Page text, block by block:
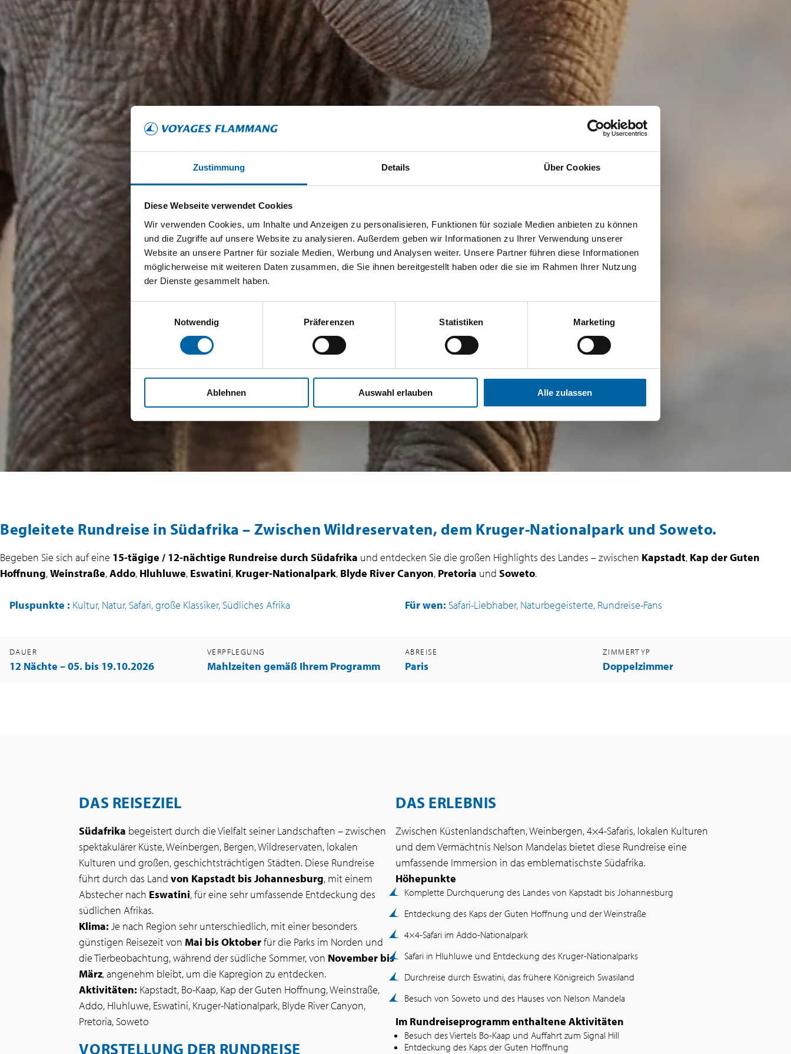
Zustimmung Details Über Cookies
Diese Webseite verwendet Cookies
Wir verwenden Cookies, um Inhalte und Anzeigen zu personalisieren, Funktionen für soziale Medien anbieten zu können
und die Zugriffe auf unsere Website zu analysieren. Außerdem geben wir Informationen zu Ihrer Verwendung unserer
Website an unsere Partner für soziale Medien, Werbung und Analysen weiter. Unsere Partner führen diese Informationen
möglicherweise mit weiteren Daten zusammen, die Sie ihnen bereitgestellt haben oder die sie im Rahmen Ihrer Nutzung
der Dienste gesammelt haben.
Notwendig
Präferenzen Statistiken Marketing
Ablehnen Auswahl erlauben Alle zulassen
Begleitete Rundreise in Südafrika – Zwischen Wildreservaten, dem Kruger-Nationalpark und Soweto.
Begeben Sie sich auf eine 15-tägige / 12-nächtige Rundreise durch Südafrika und entdecken Sie die großen Highlights des Landes – zwischen Kapstadt, Kap der Guten
Hoffnung,Weinstraße,Addo, Hluhluwe, Eswatini, Kruger-Nationalpark, Blyde River Canyon, Pretoria und Soweto.
Pluspunkte : Kultur, Natur, Safari, große Klassiker, Südliches Afrika Für wen: Safari-Liebhaber, Naturbegeisterte, Rundreise-Fans
DAUER
12 Nächte – 05. bis 19.10.2026
VERPFLEGUNG
Mahlzeiten gemäß Ihrem Programm
ABREISE
Paris
ZIMMERTYP
Doppelzimmer
DAS REISEZIEL
Südafrika begeistert durch die Vielfalt seiner Landschaften – zwischen
spektakulärer Küste, Weinbergen, Bergen, Wildreservaten, lokalen
Kulturen und großen, geschichtsträchtigen Städten. Diese Rundreise
führt durch das Landvon Kapstadt bis Johannesburg, mit einem
Abstecher nach Eswatini, für eine sehr umfassende Entdeckung des
südlichen Afrikas.
Klima: Je nach Region sehr unterschiedlich, mit einer besonders
günstigen Reisezeit von Mai bis Oktoberfür die Parks im Norden und
die Tierbeobachtung, während der südliche Sommer, von November bis
März, angenehm bleibt, um die Kapregion zu entdecken.
Aktivitäten: Kapstadt, Bo-Kaap, Kap der Guten Hoffnung, Weinstraße,
Addo, Hluhluwe, Eswatini, Kruger-Nationalpark, Blyde River Canyon,
Pretoria, Soweto
VORSTELLUNG DER RUNDREISE
DAS ERLEBNIS
Zwischen Küstenlandschaften, Weinbergen, 4×4-Safaris, lokalen Kulturen
und dem Vermächtnis Nelson Mandelas bietet diese Rundreise eine
umfassende Immersion in das emblematischste Südafrika.
Höhepunkte
Komplette Durchquerung des Landes von Kapstadt bis Johannesburg
Entdeckung des Kaps der Guten Hoffnung und der Weinstraße
4×4-Safari im Addo-Nationalpark
Safari in Hluhluwe und Entdeckung des Kruger-Nationalparks
Durchreise durch Eswatini, das frühere Königreich Swasiland
Besuch von Soweto und des Hauses von Nelson Mandela
Im Rundreiseprogramm enthaltene Aktivitäten
Besuch des Viertels Bo-Kaap und Auffahrt zum Signal Hill
Entdeckung des Kaps der Guten Hoffnung